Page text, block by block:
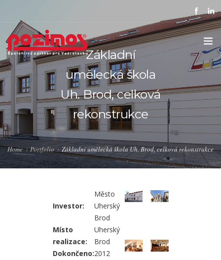
ÚVOD
SPOLEČNOST
REFERENCE
KARIÉRA
OSTATNÍ SLUŽBY
PODPORUJEME
Základní
umělecká škola
Uh. Brod, celková
rekonstrukce
Home Portfolio Základní umělecká škola Uh. Brod, celková rekonstrukce
Investor:
Město
Uherský
Brod
Místo
realizace:
Uherský
Brod
Dokončeno:2012